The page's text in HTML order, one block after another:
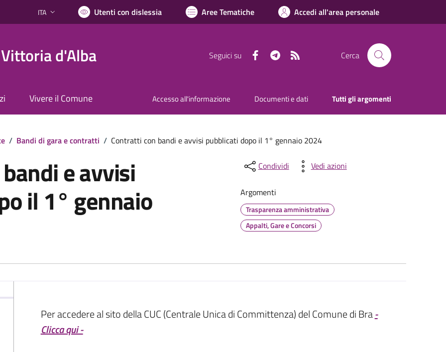
Lingua attiva:
ITA Utenti con dislessia Aree Tematiche Accedi all'area personale
d'Alba Seguici su FacebookTelegram Cerca
Vivere il Comune Accesso all'informazione Documenti e dati Tutti gli argomenti
/ Bandi di gara e contratti / Contratti con bandi e avvisi pubblicati dopo il 1° gennaio 2024
e avvisi
il 1° gennaio
Condividi Vedi azioni
Argomenti
Trasparenza amministrativa
Appalti, Gare e Concorsi
Per accedere al sito della CUC (Centrale Unica di Committenza) del Comune di Bra-
Clicca qui -